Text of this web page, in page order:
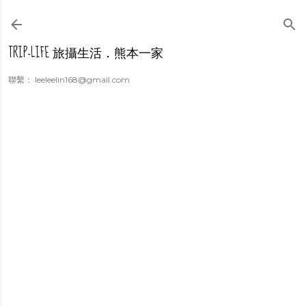
TRIP-LIFE 旅攝生活．熊本一家
聯繫： leeleelin168@gmail.com